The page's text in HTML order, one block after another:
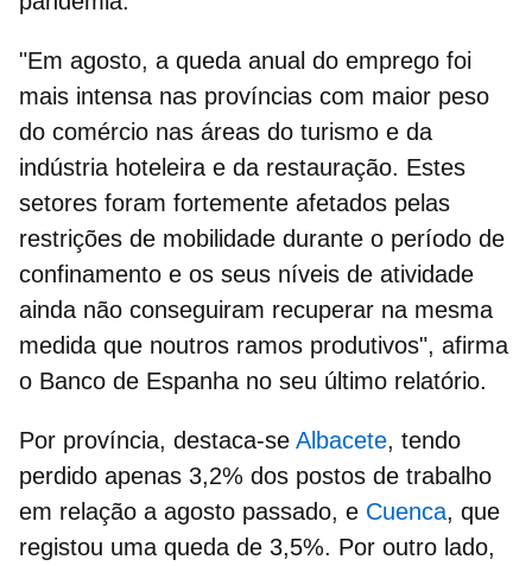
"Em agosto, a queda anual do emprego foi
mais intensa nas províncias com maior peso
do comércio nas áreas do turismo e da
indústria hoteleira e da restauração. Estes
setores foram fortemente afetados pelas
restrições de mobilidade durante o período de
confinamento e os seus níveis de atividade
ainda não conseguiram recuperar na mesma
medida que noutros ramos produtivos", afirma
o Banco de Espanha no seu último relatório.
Por província, destaca-se Albacete, tendo
perdido apenas 3,2% dos postos de trabalho
em relação a agosto passado, e Cuenca, que
registou uma queda de 3,5%. Por outro lado,